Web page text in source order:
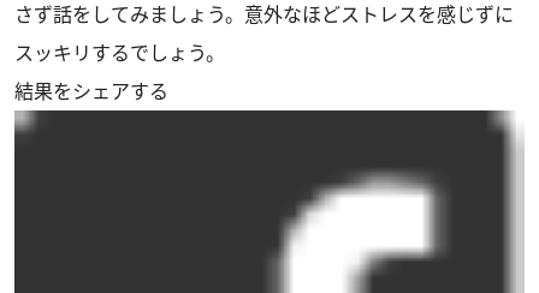
さず話をしてみましょう。意外なほどストレスを感じずに
スッキリするでしょう。
結果をシェアする